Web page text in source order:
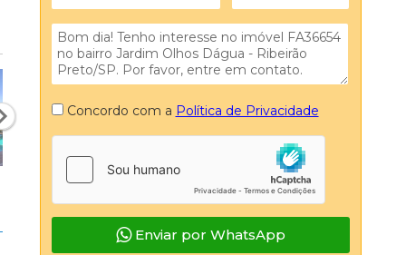
Concordo com a Política de Privacidade
Enviar por WhatsApp